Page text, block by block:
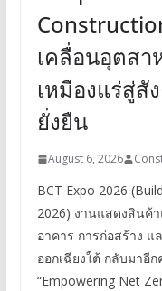
เคลื่อนอุตสา
เหมืองแร่สู่สั
ยั่งยืน
August 6, 2026
BCT Expo 2026
2026) งานแสดงสินค้
อาคาร การก่อสร้าง แ
ออกเฉียงใต้ กลับมาอี
“Empowering Net